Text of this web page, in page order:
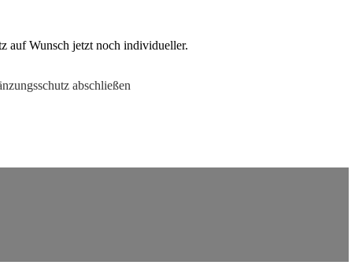
auf Wunsch jetzt noch individueller.
abschließen